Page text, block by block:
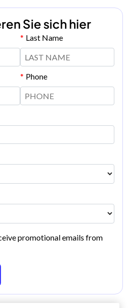
Sie sich hier
* Last Name
* Phone
promotional emails from